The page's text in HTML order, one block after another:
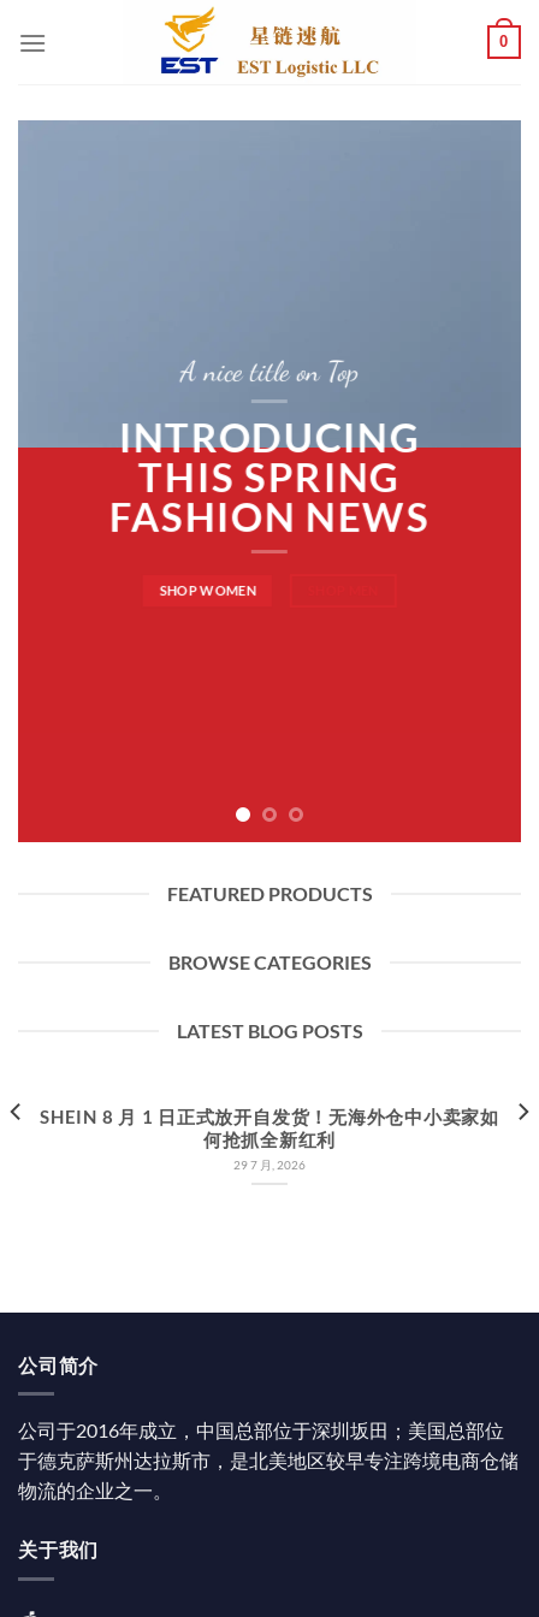
0
A nice title on Top
INTRODUCING
THIS SPRING
FASHION NEWS
SHOP WOMEN
FEATURED PRODUCTS
BROWSE CATEGORIES
LATEST BLOG POSTS
SHEIN 8 月 1 日正式放开自发货！无海外仓中小卖家如
何抢抓全新红利
29 7 月, 2026
公司简介
公司于2016年成立，中国总部位于深圳坂田；美国总部位
于德克萨斯州达拉斯市，是北美地区较早专注跨境电商仓储
物流的企业之一。
关于我们